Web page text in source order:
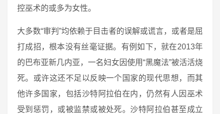
控巫术的或多为女性。
大多数“审判”均依赖于目击者的误解或谎言，或者是屈
打成招，根本没有丝毫证据。有例如下，就在2013年
的巴布亚新几内亚，一名妇女因使用“黑魔法”被活活烧
死。或许这还不足以反映一个国家的现代思想，而其
他许多国家，包括沙特阿拉伯在内，仍然有人因巫术
受到惩罚，或被监禁或被处死。沙特阿拉伯甚至成立